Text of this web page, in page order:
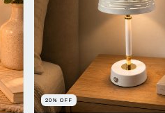
20 % OFF